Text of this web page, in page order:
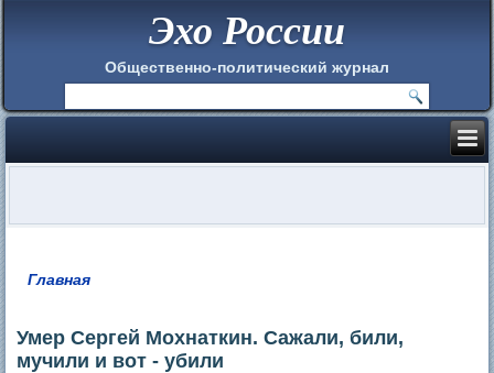
Эхо России
Общественно-политический журнал
Главная
Умер Сергей Мохнаткин. Сажали, били,
мучили и вот - убили